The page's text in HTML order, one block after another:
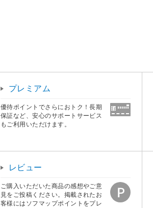
プレミアム
優待ポイントでさらにおトク！長期
保証など、安心のサポートサービス
もご利用いただけます。
レビュー
ご購入いただいた商品の感想やご意
見をご投稿ください。掲載されたお
客様にはソフマップポイントをプレ